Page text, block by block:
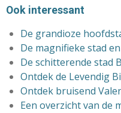
Ook interessant
De grandioze
De magnifieke stad
De schitterende stad
Ontdek de Levendig
Ontdek bruisend
Een overzicht van de